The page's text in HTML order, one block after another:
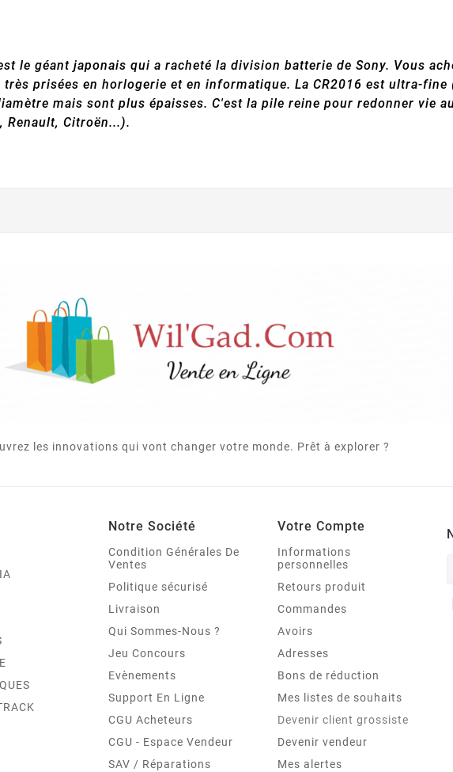
le géant japonais qui a racheté la division batterie de Sony. Vous
prisées en horlogerie et en informatique. La CR2016 est ultra-
mais sont plus épaisses. C'est la pile reine pour redonner vie
Renault, Citroën...).
les innovations qui vont changer votre monde. Prêt à explorer ?
Notre Société
Condition Générales De
Ventes
Politique sécurisé
Livraison
Qui Sommes-Nous ?
Jeu Concours
Evènements
Support En Ligne
CGU Acheteurs
CGU - Espace Vendeur
SAV / Réparations
Votre Compte
Informations
personnelles
Retours produit
Commandes
Avoirs
Adresses
Bons de réduction
Mes listes de souhaits
Devenir client grossiste
Devenir vendeur
Mes alertes